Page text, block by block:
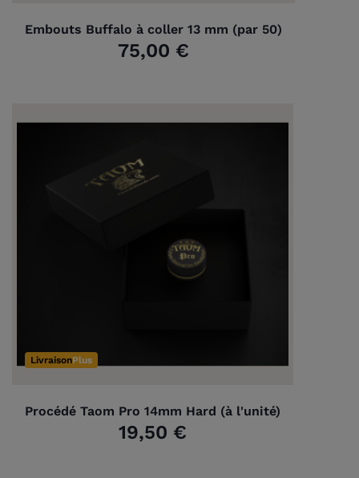
Embouts Buffalo à coller 13 mm (par 50)
75,00 €
LivraisonPlus
Procédé Taom Pro 14mm Hard (à l'unité)
19,50 €